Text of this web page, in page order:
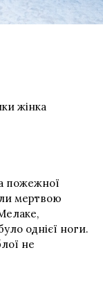
жінка
пожежної
мертвою
однієї ноги.
не